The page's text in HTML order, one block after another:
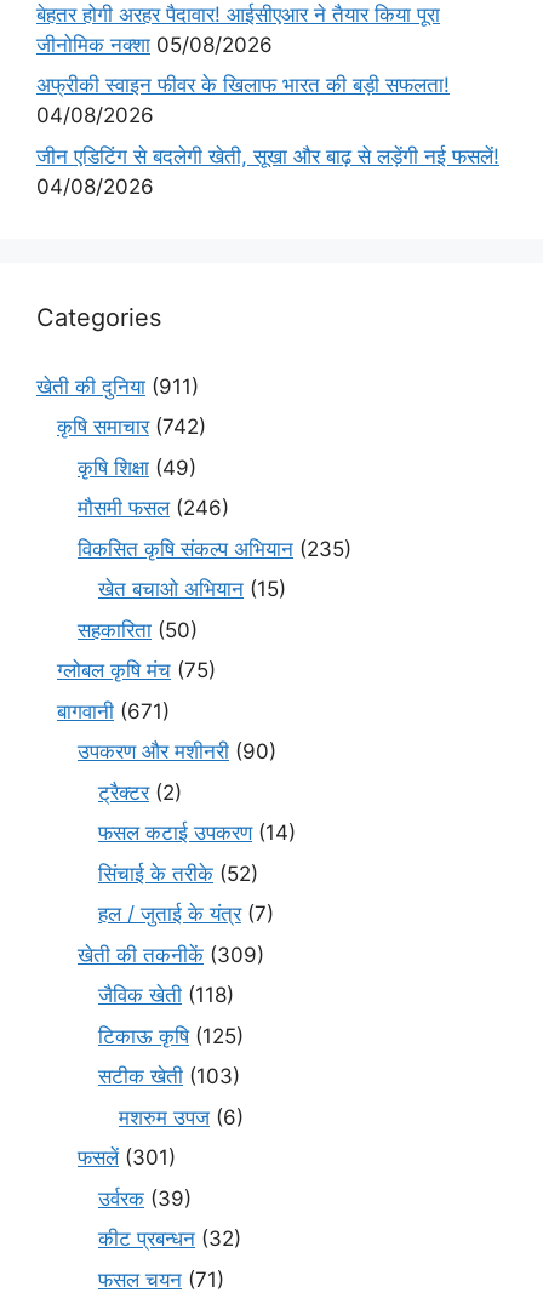
बेहतर होगी अरहर पैदावार! आईसीएआर ने तैयार किया पूरा
जीनोमिक नक्शा 05/08/2026
अफ्रीकी स्वाइन फीवर के खिलाफ भारत की बड़ी सफलता!
04/08/2026
जीन एडिटिंग से बदलेगी खेती, सूखा और बाढ़ से लड़ेंगी नई फसलें!
04/08/2026
Categories
खेती की दुनिया (911)
कृषि समाचार(742)
कृषि शिक्षा (49)
मौसमी फसल(246)
विकसित कृषि संकल्प अभियान (235)
खेत बचाओ अभियान (15)
सहकारिता (50)
ग्लोबल कृषि मंच (75)
बागवानी (671)
उपकरण और मशीनरी (90)
ट्रैक्टर(2)
फसल कटाई उपकरण(14)
सिंचाई के तरीके (52)
हल / जुताई के यंत्र(7)
खेती की तकनीकें (309)
जैविक खेती (118)
टिकाऊ कृषि(125)
सटीक खेती (103)
मशरुम उपज (6)
फसलें(301)
उर्वरक (39)
कीट प्रबन्धन (32)
फसल चयन (71)